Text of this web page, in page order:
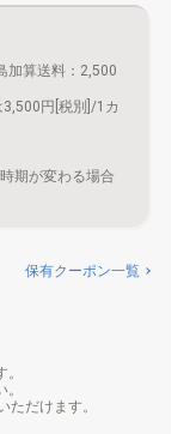
加算送料：2,500
3,500円[税別]/1カ
期が変わる場合
保有クーポン一覧
ただけます。